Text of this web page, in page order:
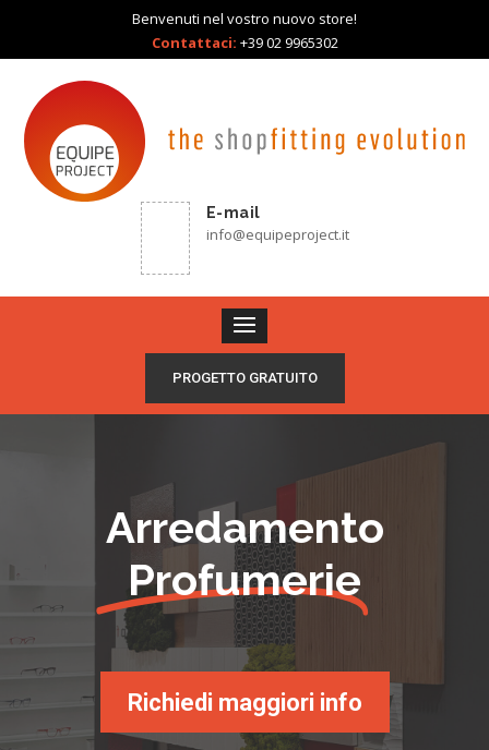
Benvenuti nel vostro nuovo store!
Contattaci: +39 02 9965302
E-mail
info@equipeproject.it
PROGETTO GRATUITO
Arredamento
Profumerie
Richiedi maggiori info